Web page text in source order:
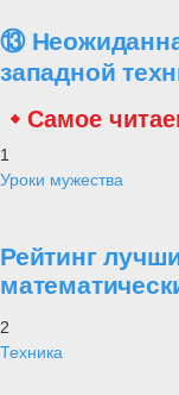
⑬
западной
Самое
1
Уроки мужества
Рейтинг
2
Техника